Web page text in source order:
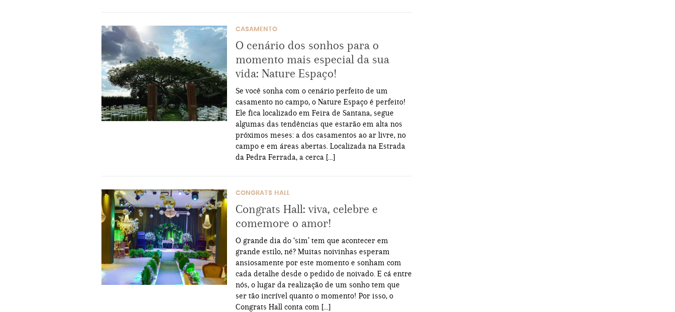
CASAMENTO
O cenário dos sonhos para o
momento mais especial da sua
vida: Nature Espaço!
Se você sonha com o cenário perfeito de um
casamento no campo, o Nature Espaço é perfeito!
Ele fica localizado em Feira de Santana, segue
algumas das tendências que estarão em alta nos
próximos meses: a dos casamentos ao ar livre, no
campo e em áreas abertas. Localizada na Estrada
da Pedra Ferrada, a cerca […]
CONGRATS HALL
Congrats Hall: viva, celebre e
comemore o amor!
O grande dia do ‘sim’ tem que acontecer em
grande estilo, né? Muitas noivinhas esperam
ansiosamente por este momento e sonham com
cada detalhe desde o pedido de noivado. E cá entre
nós, o lugar da realização de um sonho tem que
ser tão incrível quanto o momento! Por isso, o
Congrats Hall conta com […]